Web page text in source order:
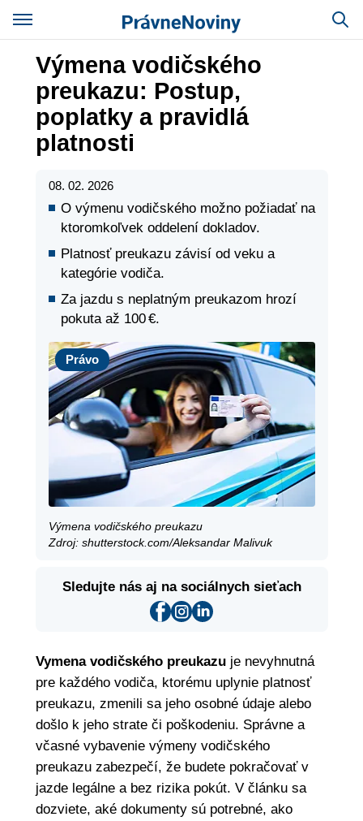
Výmena vodičského
preukazu: Postup,
poplatky a pravidlá
platnosti
08. 02. 2026
O výmenu vodičského možno požiadať na
ktoromkoľvek oddelení dokladov.
Platnosť preukazu závisí od veku a
kategórie vodiča.
Za jazdu s neplatným preukazom hrozí
pokuta až 100 €.
Právo
Právo
Výmena vodičského preukazu
Zdroj: shutterstock.com/Aleksandar Malivuk
Sledujte nás aj na sociálnych sieťach
Vymena vodičského preukazuje nevyhnutná
pre každého vodiča, ktorému uplynie platnosť
preukazu, zmenili sa jeho osobné údaje alebo
došlo k jeho strate či poškodeniu. Správne a
včasné vybavenie výmeny vodičského
preukazu zabezpečí, že budete pokračovať v
jazde legálne a bez rizika pokút. V článku sa
dozviete, aké dokumenty sú potrebné, ako